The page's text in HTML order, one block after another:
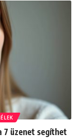
7 üzenet segíthet